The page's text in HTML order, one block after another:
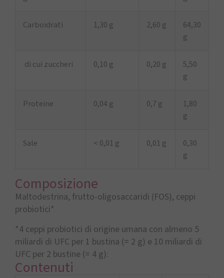
Carboidrati 1,30 g 2,60 g
64,30
g
di cui zuccheri 0,10 g 0,20 g
5,50
g
Proteine 0,04 g 0,7 g
1,80
g
Sale < 0,01 g 0,01 g
0,30
g
Composizione
Maltodestrina, frutto-oligosaccaridi (FOS), ceppi
probiotici*
*4 ceppi probiotici di origine umana con almeno 5
miliardi di UFC per 1 bustina (= 2 g) e 10 miliardi di
UFC per 2 bustine (= 4 g):
Contenuti